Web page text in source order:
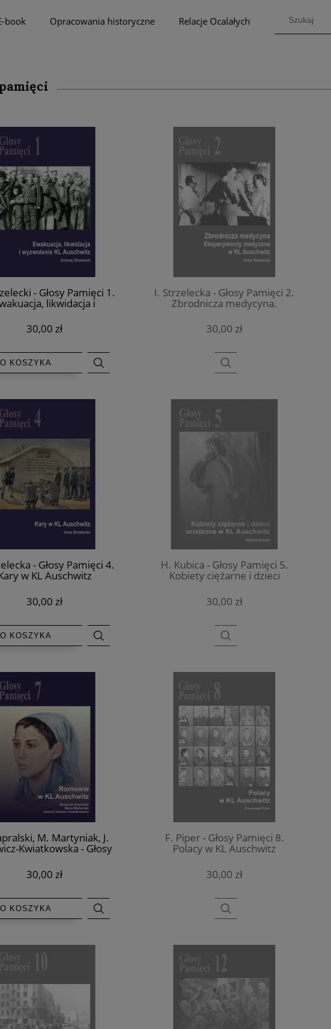
book Opracowania historyczne Relacje Ocalałych
- Głosy Pamięci 1.
likwidacja i
KL Auschwitz
30,00 zł
KOSZYKA
I. Strzelecka - Głosy Pamięci 2.
Zbrodnicza medycyna.
Eksperymenty medyczne w KL
Auschwitz
30,00 zł
- Głosy Pamięci 4.
w KL Auschwitz
30,00 zł
KOSZYKA
H. Kubica - Głosy Pamięci 5.
Kobiety ciężarne i dzieci
urodzone w KL Auschwitz
30,00 zł
M. Martyniak, J.
Kwiatkowska - Głosy
Auschwitz
30,00 zł
KOSZYKA
F. Piper - Głosy Pamięci 8.
Polacy w KL Auschwitz
30,00 zł